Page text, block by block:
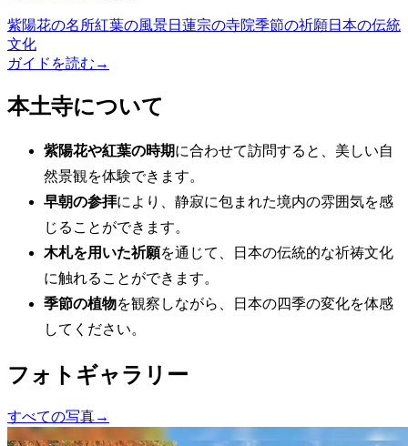
紫陽花の名所紅葉の風景日蓮宗の寺院季節の祈願日本の伝統
文化
ガイドを読む →
本土寺について
紫陽花や紅葉の時期に合わせて訪問すると、美しい自
然景観を体験できます。
早朝の参拝により、静寂に包まれた境内の雰囲気を感
じることができます。
木札を用いた祈願を通じて、日本の伝統的な祈祷文化
に触れることができます。
季節の植物を観察しながら、日本の四季の変化を体感
してください。
フォトギャラリー
すべての写真→